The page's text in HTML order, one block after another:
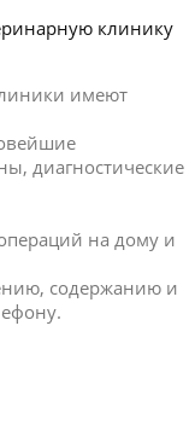
клинику
имеют
диагностические
на дому и
содержанию и